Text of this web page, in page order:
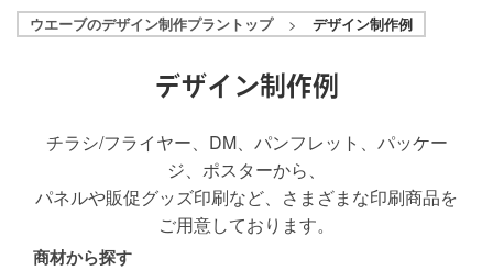
サービス概要
デザインプラン
フルデザイン
データ修正
写真からイラスト作成
ウエーブのデザイン制作プラントップ > デザイン制作例
デザイン制作例
チラシ/フライヤー、DM、パンフレット、パッケー
ジ、ポスターから、
パネルや販促グッズ印刷など、さまざまな印刷商品を
ご用意しております。
商材から探す